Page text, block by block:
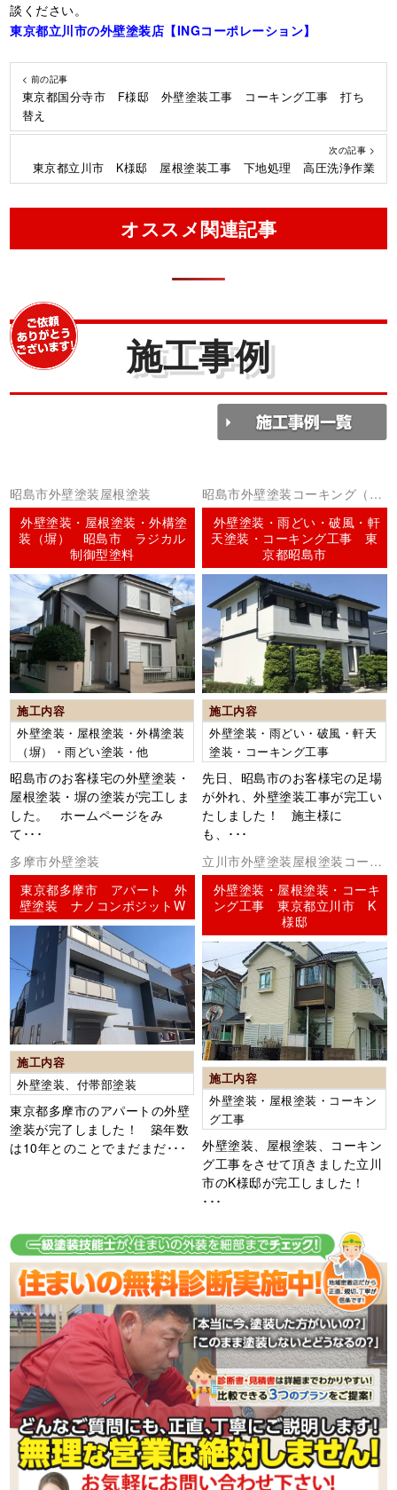
談ください。
東京都立川市の外壁塗装店【INGコーポレーション】
< 前の記事
東京都国分寺市 F様邸 外壁塗装工事 コーキング工事 打ち
替え
次の記事 >
東京都立川市 K様邸 屋根塗装工事 下地処理 高圧洗浄作業
オススメ関連記事
施工事例
昭島市外壁塗装屋根塗装
外壁塗装・屋根塗装・外構塗
装（塀） 昭島市 ラジカル
制御型塗料
施工内容
外壁塗装・屋根塗装・外構塗装
（塀）・雨どい塗装・他
昭島市のお客様宅の外壁塗装・
屋根塗装・塀の塗装が完工しま
した。 ホームページをみ
て･･･
昭島市外壁塗装コーキング（シ
ーリング）
外壁塗装・雨どい・破風・軒
天塗装・コーキング工事 東
京都昭島市
施工内容
外壁塗装・雨どい・破風・軒天
塗装・コーキング工事
先日、昭島市のお客様宅の足場
が外れ、外壁塗装工事が完工い
たしました！ 施主様に
も、･･･
多摩市外壁塗装
東京都多摩市 アパート 外
壁塗装 ナノコンポジットW
施工内容
外壁塗装、付帯部塗装
東京都多摩市のアパートの外壁
塗装が完了しました！ 築年数
は10年とのことでまだまだ･･･
立川市外壁塗装屋根塗装コーキ
ング（シーリング）
外壁塗装・屋根塗装・コーキ
ング工事 東京都立川市 K
様邸
施工内容
外壁塗装・屋根塗装・コーキン
グ工事
外壁塗装、屋根塗装、コーキン
グ工事をさせて頂きました立川
市のK様邸が完工しました！
･･･